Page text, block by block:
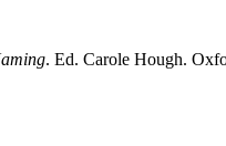
. Ed. Carole Hough.